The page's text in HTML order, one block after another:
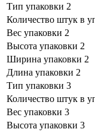
Тип упаковки 2
Количество штук в
Вес упаковки 2
Высота упаковки 2
Ширина упаковки 2
Длина упаковки 2
Тип упаковки 3
Количество штук в
Вес упаковки 3
Высота упаковки 3